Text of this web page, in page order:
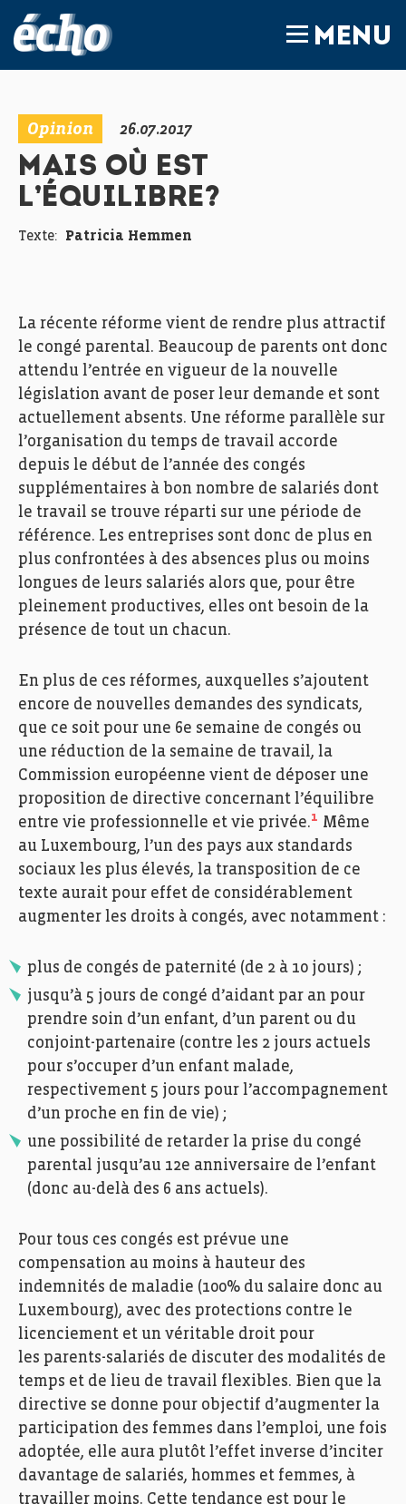
MENU
Opinion 26.07.2017
MAIS OÙ EST
L’ÉQUILIBRE?
Texte: Patricia Hemmen
La récente réforme vient de rendre plus attractif
le congé parental. Beaucoup de parents ont donc
attendu l’entrée en vigueur de la nouvelle
législation avant de poser leur demande et sont
actuellement absents. Une réforme parallèle sur
l’organisation du temps de travail accorde
depuis le début de l’année des congés
supplémentaires à bon nombre de salariés dont
le travail se trouve réparti sur une période de
référence. Les entreprises sont donc de plus en
plus confrontées à des absences plus ou moins
longues de leurs salariés alors que, pour être
pleinement productives, elles ont besoin de la
présence de tout un chacun.
En plus de ces réformes, auxquelles s’ajoutent
encore de nouvelles demandes des syndicats,
que ce soit pour une 6e semaine de congés ou
une réduction de la semaine de travail, la
Commission européenne vient de déposer une
proposition de directive concernant l’équilibre
entre vie professionnelle et vie privée.1 Même
au Luxembourg, l’un des pays aux standards
sociaux les plus élevés, la transposition de ce
texte aurait pour effet de considérablement
augmenter les droits à congés, avec notamment :
plus de congés de paternité (de 2 à 10 jours) ;
jusqu’à 5 jours de congé d’aidant par an pour
prendre soin d’un enfant, d’un parent ou du
conjoint-partenaire (contre les 2 jours actuels
pour s’occuper d’un enfant malade,
respectivement 5 jours pour l’accompagnement
d’un proche en fin de vie) ;
une possibilité de retarder la prise du congé
parental jusqu’au 12e anniversaire de l’enfant
(donc au-delà des 6 ans actuels).
Pour tous ces congés est prévue une
compensation au moins à hauteur des
indemnités de maladie (100% du salaire donc au
Luxembourg), avec des protections contre le
licenciement et un véritable droit pour
les parents-salariés de discuter des modalités de
temps et de lieu de travail flexibles. Bien que la
directive se donne pour objectif d’augmenter la
participation des femmes dans l’emploi, une fois
adoptée, elle aura plutôt l’effet inverse d’inciter
davantage de salariés, hommes et femmes, à
travailler moins. Cette tendance est pour le